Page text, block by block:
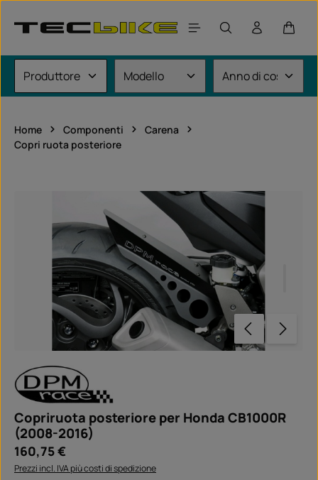
Il
Home Componenti
Carena
Copri ruota posteriore
Copriruota posteriore per Honda CB1000R
(2008-2016)
Prezzo normale:
160,75 €
Prezzi incl. IVA più costi di spedizione